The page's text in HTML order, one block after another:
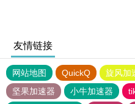
友情链接
网站地图 QuickQ 旋风加
坚果加速器
小牛加速器